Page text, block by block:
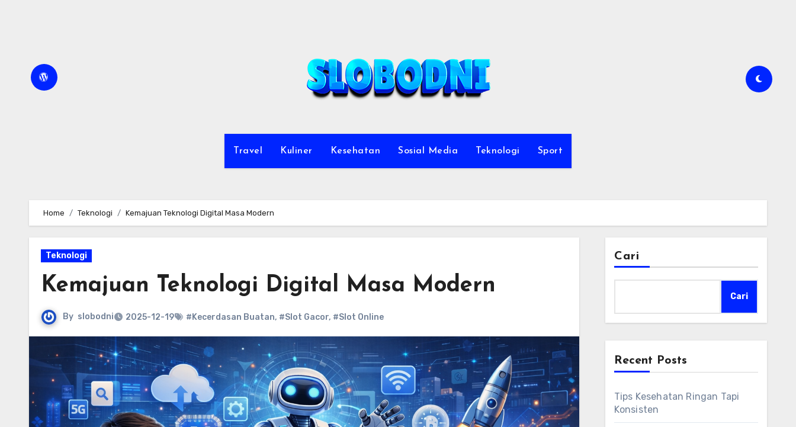
Travel Kuliner Kesehatan Sosial Media Teknologi Sport
Home Teknologi Kemajuan Teknologi Digital Masa Modern
Teknologi
Kemajuan Teknologi Digital Masa Modern
By slobodni 2025-12-19 #Kecerdasan Buatan, #Slot Gacor, #Slot Online
Cari
Cari
Recent Posts
Tips Kesehatan Ringan Tapi
Konsisten